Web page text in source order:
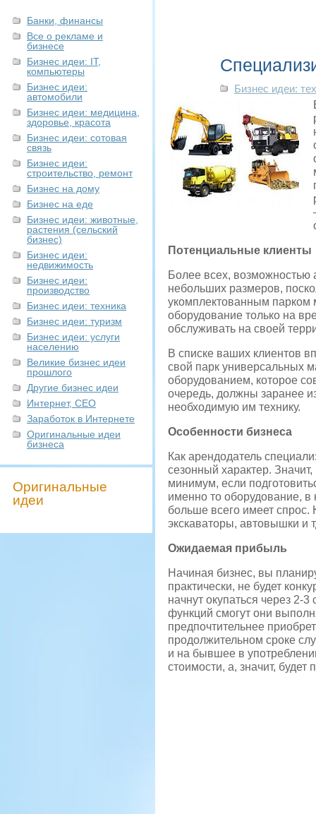
Банки, финансы
Все о рекламе и
бизнесе
Бизнес идеи: IT,
компьютеры
Бизнес идеи:
автомобили
Бизнес идеи: медицина,
здоровье, красота
Бизнес идеи: сотовая
связь
Бизнес идеи:
строительство, ремонт
Бизнес на дому
Бизнес на еде
Бизнес идеи: животные,
растения (сельский
бизнес)
Бизнес идеи:
недвижимость
Бизнес идеи:
производство
Бизнес идеи: техника
Бизнес идеи: туризм
Бизнес идеи: услуги
населению
Великие бизнес идеи
прошлого
Другие бизнес идеи
Интернет, СЕО
Заработок в Интернете
Оригинальные идеи
бизнеса
Оригинальные
идеи
Бизнес идеи:
Потенциальные клиенты
Более всех, возможностью
небольших размеров,
укомплектованным парком
оборудование только на
обслуживать на своей
В списке ваших клиентов
свой парк универсальных
оборудованием, которое
очередь, должны заранее
необходимую им технику.
Особенности бизнеса
Как арендодатель
сезонный характер.
минимум, если
именно то оборудование, в
больше всего имеет
экскаваторы, автовышки и
Ожидаемая прибыль
Начиная бизнес, вы
практически, не будет
начнут окупаться через
функций смогут они
предпочтительнее
продолжительном сроке
и на бывшее в
стоимости, а, значит,